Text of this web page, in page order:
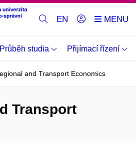
EN
Průběh studia Přijímací řízení
and Transport Economics
Transport